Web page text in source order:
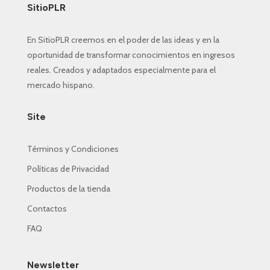
SitioPLR
En SitioPLR creemos en el poder de las ideas y en la
oportunidad de transformar conocimientos en ingresos
reales. Creados y adaptados especialmente para el
mercado hispano.
Site
Términos y Condiciones
Políticas de Privacidad
Productos de la tienda
Contactos
FAQ
Newsletter